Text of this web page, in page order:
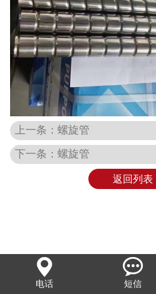
上一条：螺旋管
下一条：螺旋管
返回列表

电话

短信